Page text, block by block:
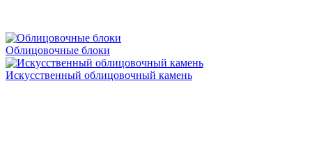
Облицовочные блоки
Искусственный облицовочный камень